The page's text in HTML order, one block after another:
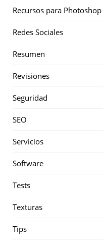
Recursos para Photoshop
Redes Sociales
Resumen
Revisiones
Seguridad
SEO
Servicios
Software
Tests
Texturas
Tips